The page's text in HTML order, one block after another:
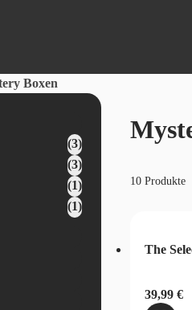
Boxen
10 Produkte
The
39,99 €
(3)
(3)
(1)
(1)